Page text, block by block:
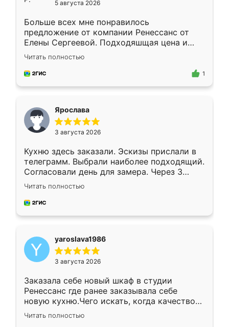
5 августа 2026
Больше всех мне понравилось
предложение от компании Ренессанс от
Елены Сергеевой. Подходяшщая цена и
короткие сроки изготовления. Приехавший
для замера сотрудник Владислав
предложил по моему эскизу самый
Читать полностью
1
Ярослава
3 августа 2026
Кухню здесь заказали. Эскизы прислали в
телеграмм. Выбрали наиболее подходящий.
Согласовали день для замера. Через 3
недели кухня была уже готова. Остались
довольны работой. Спасибо Ренессанс
мебель за качественную работу!
Читать полностью
yaroslava1986
3 августа 2026
Заказала себе новый шкаф в студии
Ренессанс где ранее заказывала себе
новую кухню.Чего искать, когда качеством
вполне довольна. Служит кухня уже почти
два года, нареканий нет.
Читать полностью